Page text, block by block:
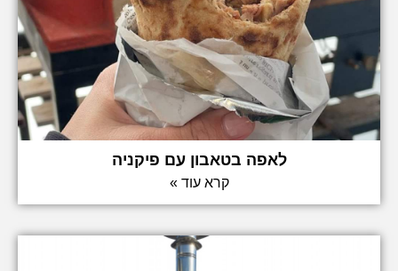
לאפה בטאבון עם פיקניה
קרא עוד »